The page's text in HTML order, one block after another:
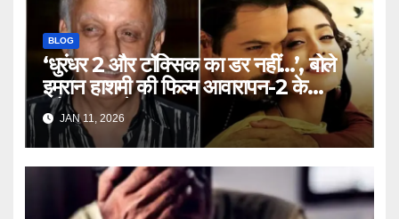
BLOG
‘धुरंधर 2 और टॉक्सिक का डर नहीं…’, बोले
इमरान हाशमी की फिल्म आवारापन-2 के
प्रोड्यूसर मुकेश भट्ट – Mukesh
Bhatt on Emraan Hashmi
Awarapan 2 delay release
date tmovg
JAN 11, 2026